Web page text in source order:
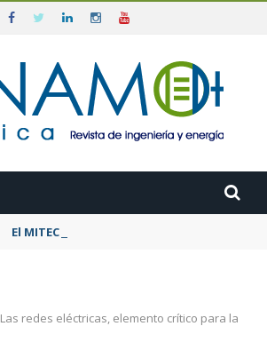
El MITECO prepara una subasta de 600
Las redes eléctricas, elemento crítico para la